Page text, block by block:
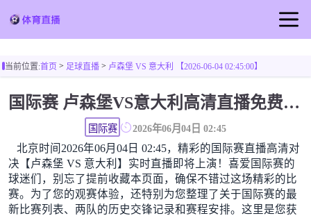
篮球直播
当前位置:首页> 足球直播> 卢森堡 VS 意大利 【2026-06-04 02:45:00】
国际赛 卢森堡VS意大利高清直播免费观看
国际赛 2026年06月04日 02:45
北京时间2026年06月04日 02:45，精彩的国际赛直播高清对
决【卢森堡 VS 意大利】实时直播即将上演！喜爱国际赛的
球迷们，别忘了提前收藏本页面，确保不错过这场精彩的比
赛。为了您的观赛体验，还特别为您整理了关于国际赛的最
新比赛列表、两队的历史交锋记录和赛程安排。这里是您获